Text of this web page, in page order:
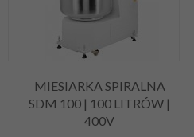
MIESIARKA SPIRALNA
SDM 100 | 100 LITRÓW |
400V